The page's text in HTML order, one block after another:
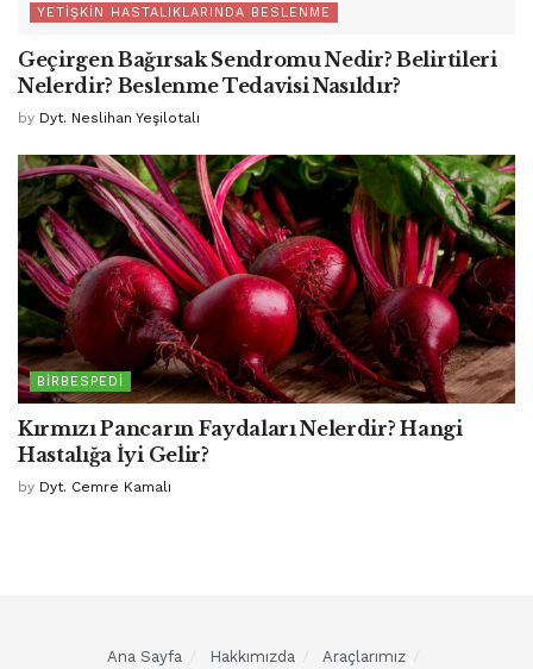
YETIŞKIN HASTALIKLARINDA BESLENME
Geçirgen Bağırsak Sendromu Nedir? Belirtileri
Nelerdir? Beslenme Tedavisi Nasıldır?
by Dyt. Neslihan Yeşilotalı
BIRBESPEDI
Kırmızı Pancarın Faydaları Nelerdir? Hangi
Hastalığa İyi Gelir?
by Dyt. Cemre Kamalı
Ana Sayfa Hakkımızda Araçlarımız